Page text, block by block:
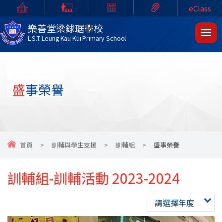
樂善堂梁銶琚學校
L.S.T. Leung Kau Kui Primary School
eClass
盛事榮譽
首頁 > 訓輔與學生支援 > 訓輔組 > 盛事榮譽
訓輔組-訓輔活動 2023-2024
請選擇年度